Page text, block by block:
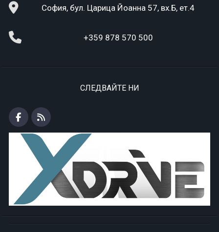
София, бул. Царица Йоанна 57, вх.Б, ет.4
+359 878 570 500
СЛЕДВАЙТЕ НИ